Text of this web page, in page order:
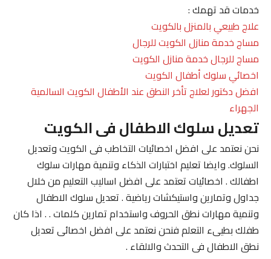
خدمات قد تهمك :
علاج طبيعي بالمنزل بالكويت
مساج خدمة منازل الكويت للرجال
مساج للرجال خدمة منازل الكويت
اخصائي سلوك أطفال الكويت
افضل دكتور لعلاج تأخر النطق عند الأطفال الكويت السالمية
الجهراء
تعديل سلوك الاطفال فى الكويت
نحن نعتمد على افضل اخصائيات التخاطب فى الكويت وتعديل
السلوك. وايضا تعليم اختبارات الذكاء وتنمية مهارات سلوك
اطفالك . اخصائيات تعتمد على افضل اساليب التعليم من خلال
جداول وتمارين واستيكشات رياضية . تعديل سلوك الاطفال
وتنمية مهارات نطق الحروف واستخدام تمارين كلمات . . اذا كان
طفلك بطيىء التعلم فنحن نعتمد على افضل اخصائى تعديل
نطق الاطفال فى التحدث والالقاء .